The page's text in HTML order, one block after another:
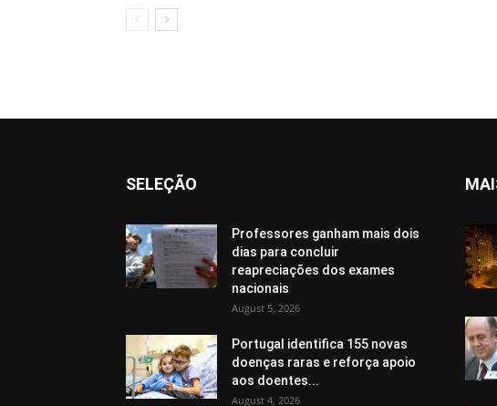
SELEÇÃO
Professores ganham mais dois
dias para concluir
reapreciações dos exames
nacionais
August 5, 2026
Portugal identifica 155 novas
doenças raras e reforça apoio
aos doentes...
August 4, 2026